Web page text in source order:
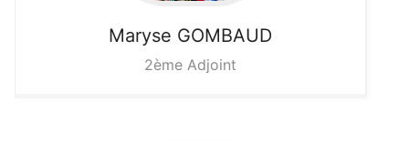
Maryse GOMBAUD
2ème Adjoint